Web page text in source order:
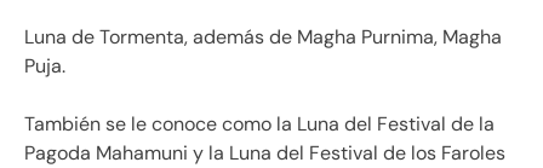
Luna de Tormenta, además de Magha Purnima, Magha
Puja.
También se le conoce como la Luna del Festival de la
Pagoda Mahamuni y la Luna del Festival de los Faroles